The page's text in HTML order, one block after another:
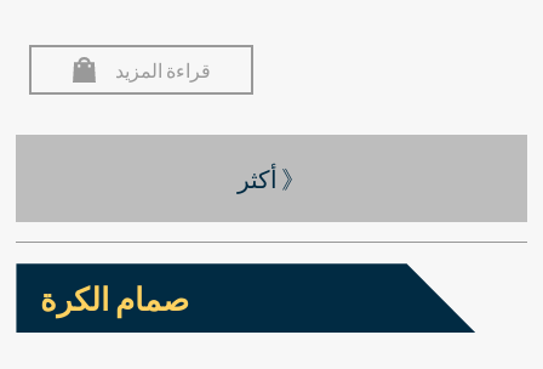
قراءة المزيد
أكثر 》
صمام الكرة